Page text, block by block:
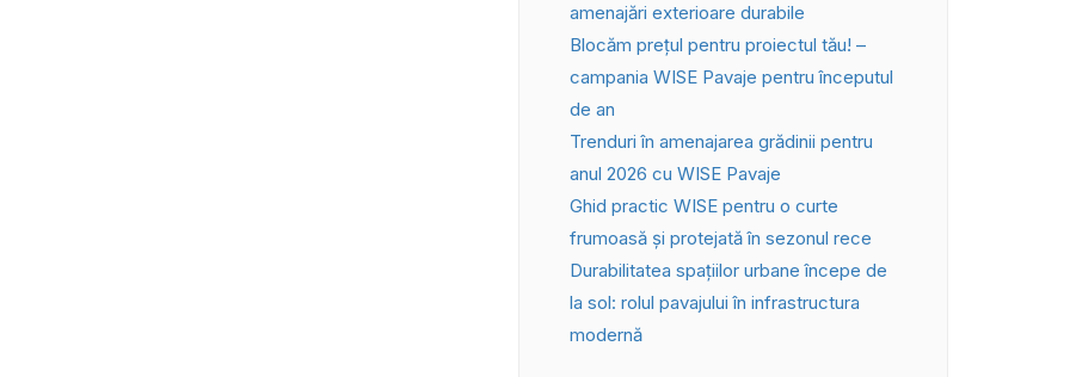
amenajări exterioare durabile
Blocăm prețul pentru proiectul tău! –
campania WISE Pavaje pentru începutul
de an
Trenduri în amenajarea grădinii pentru
anul 2026 cu WISE Pavaje
Ghid practic WISE pentru o curte
frumoasă și protejată în sezonul rece
Durabilitatea spațiilor urbane începe de
la sol: rolul pavajului în infrastructura
modernă